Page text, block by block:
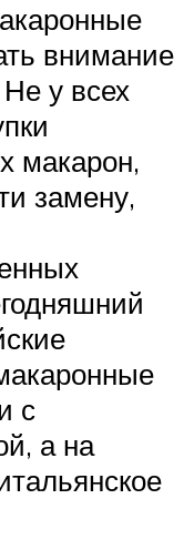
внимание
у всех
макарон,
замену,
с
а на